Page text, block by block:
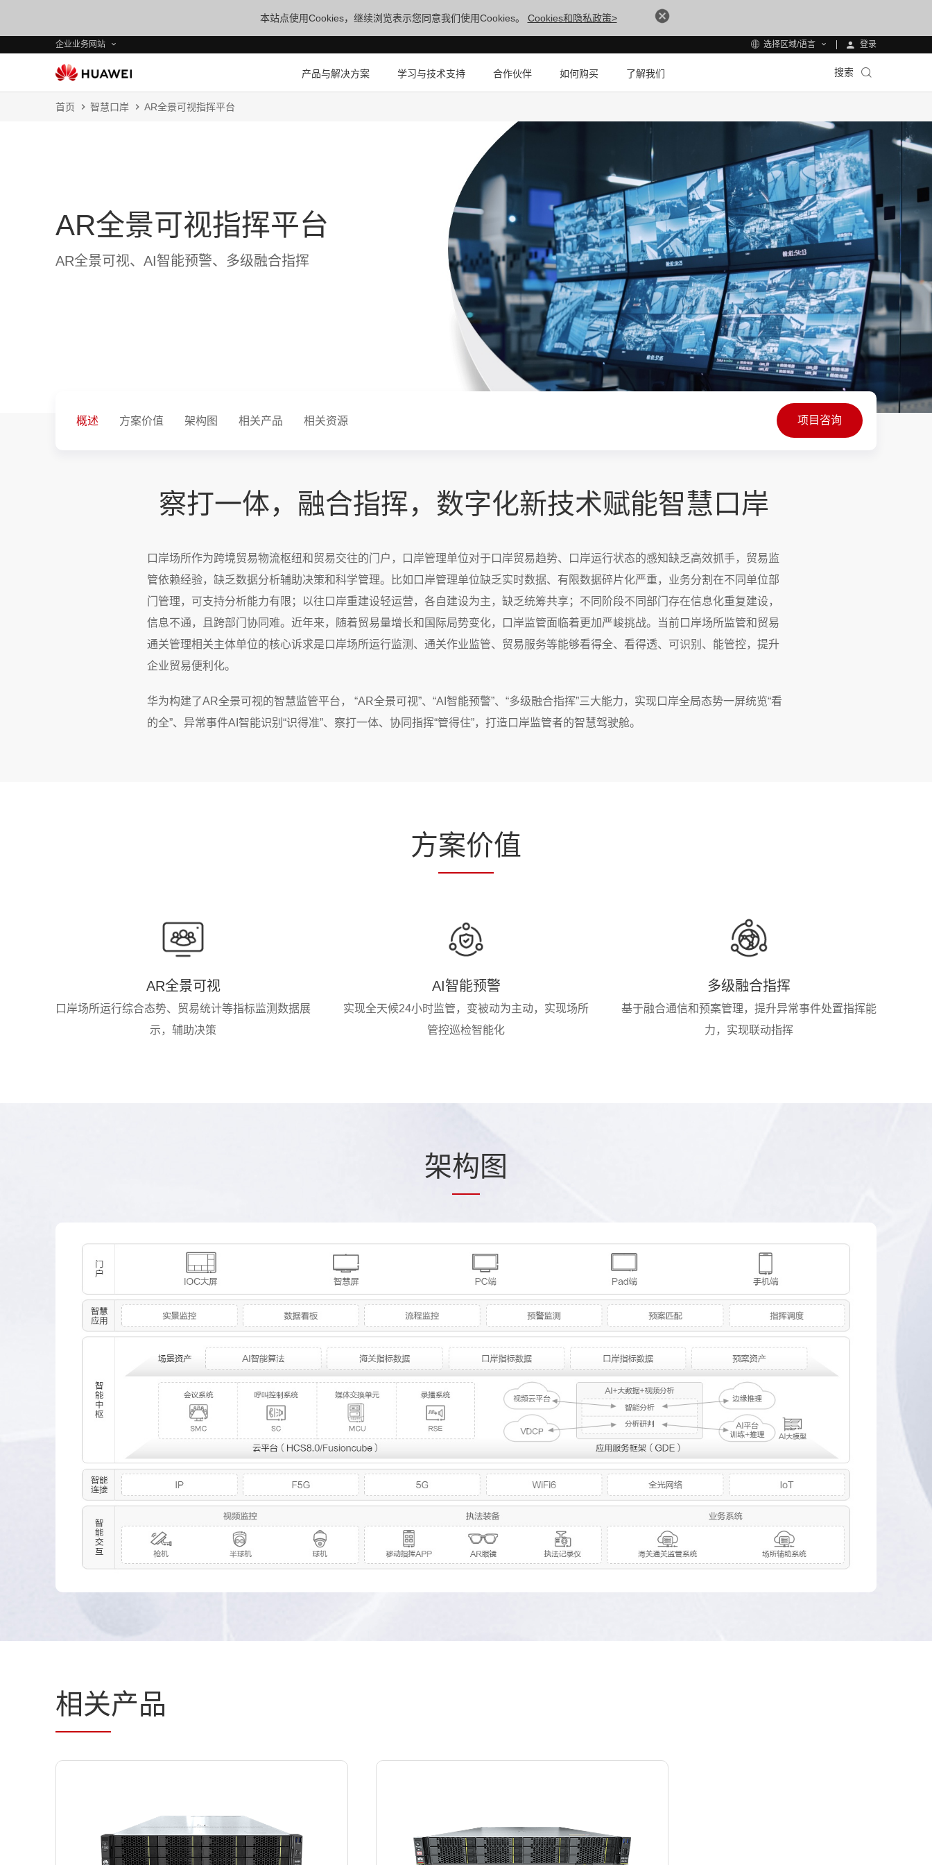
本站点使用Cookies，继续浏览表示您同意我们使用Cookies。 Cookies和隐私政策>
企业业务网站 选择区域/语言 登录
产品与解决方案 学习与技术支持 合作伙伴 如何购买 了解我们 搜索
首页 智慧口岸 AR全景可视指挥平台
AR全景可视指挥平台
AR全景可视、AI智能预警、多级融合指挥
概述 方案价值 架构图 相关产品 相关资源 项目咨询
察打一体，融合指挥，数字化新技术赋能智慧口岸
口岸场所作为跨境贸易物流枢纽和贸易交往的门户，口岸管理单位对于口岸贸易趋势、口岸运行状态的感知缺乏高效抓手，贸易监
管依赖经验，缺乏数据分析辅助决策和科学管理。比如口岸管理单位缺乏实时数据、有限数据碎片化严重，业务分割在不同单位部
门管理，可支持分析能力有限；以往口岸重建设轻运营，各自建设为主，缺乏统筹共享；不同阶段不同部门存在信息化重复建设，
信息不通，且跨部门协同难。近年来，随着贸易量增长和国际局势变化，口岸监管面临着更加严峻挑战。当前口岸场所监管和贸易
通关管理相关主体单位的核心诉求是口岸场所运行监测、通关作业监管、贸易服务等能够看得全、看得透、可识别、能管控，提升
企业贸易便利化。
华为构建了AR全景可视的智慧监管平台， “AR全景可视”、“AI智能预警”、“多级融合指挥”三大能力，实现口岸全局态势一屏统览“看
的全”、异常事件AI智能识别“识得准”、察打一体、协同指挥“管得住”，打造口岸监管者的智慧驾驶舱。
方案价值
AR全景可视
口岸场所运行综合态势、贸易统计等指标监测数据展
示，辅助决策
AI智能预警
实现全天候24小时监管，变被动为主动，实现场所
管控巡检智能化
多级融合指挥
基于融合通信和预案管理，提升异常事件处置指挥能
力，实现联动指挥
架构图
相关产品